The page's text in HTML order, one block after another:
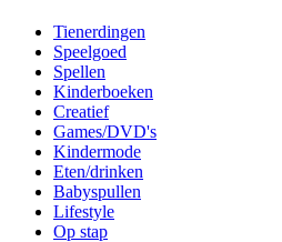
Tienerdingen
Speelgoed
Spellen
Kinderboeken
Creatief
Games/DVD's
Kindermode
Eten/drinken
Babyspullen
Lifestyle
Op stap